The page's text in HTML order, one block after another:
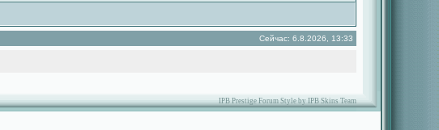
Сейчас: 6.8.2026, 13:33
IPB Prestige Forum Style by IPB Skins Team